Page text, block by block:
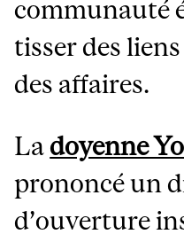
communauté
tisser des
des affaires.
La doyenne
prononcé un
d’ouverture